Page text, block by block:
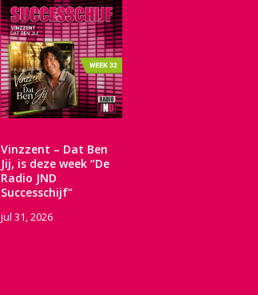
Vinzzent – Dat Ben
Jij, is deze week “De
Radio JND
Successchijf”
jul 31, 2026